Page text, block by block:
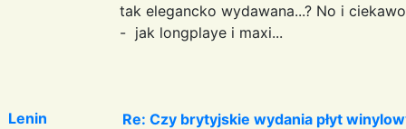
tak elegancko wydawana...? No i
- jak longplaye i maxi...
Lenin
Re: Czy brytyjskie wydania płyt